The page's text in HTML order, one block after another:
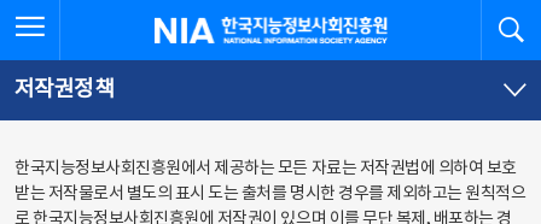
문
로
가
체
뉴
바
가
한국지능정보사회진흥원
저작권정책
한국지능정보사회진흥원에서 제공하는 모든 자료는 저작권법에 의하여 보호
받는 저작물로서 별도의 표시 도는 출처를 명시한 경우를 제외하고는 원칙적으
로 한국지능정보사회진흥원에 저작권이 있으며 이를 무단 복제, 배포하는 경